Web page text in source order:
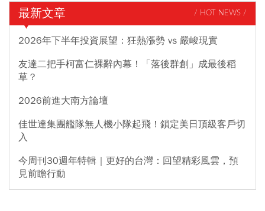
最新文章 / HOT NEWS /
2026年下半年投資展望：狂熱漲勢 vs 嚴峻現實
友達二把手柯富仁裸辭內幕！「落後群創」成最後稻
草？
2026前進大南方論壇
佳世達集團艦隊無人機小隊起飛！鎖定美日頂級客戶切
入
今周刊30週年特輯｜更好的台灣：回望精彩風雲，預
見前瞻行動